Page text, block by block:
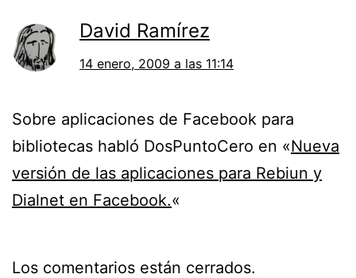
David Ramírez
14 enero, 2009 a las 11:14
Sobre aplicaciones de Facebook para
bibliotecas habló DosPuntoCero en «Nueva
versión de las aplicaciones para Rebiun y
Dialnet en Facebook.«
Los comentarios están cerrados.